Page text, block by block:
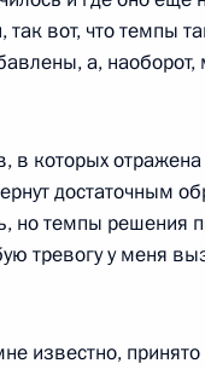
совещании с
встрече с
Юнкером
так вот, что темпы
а,
в которых
достаточным
но темпы решения
тревогу у меня
известно,